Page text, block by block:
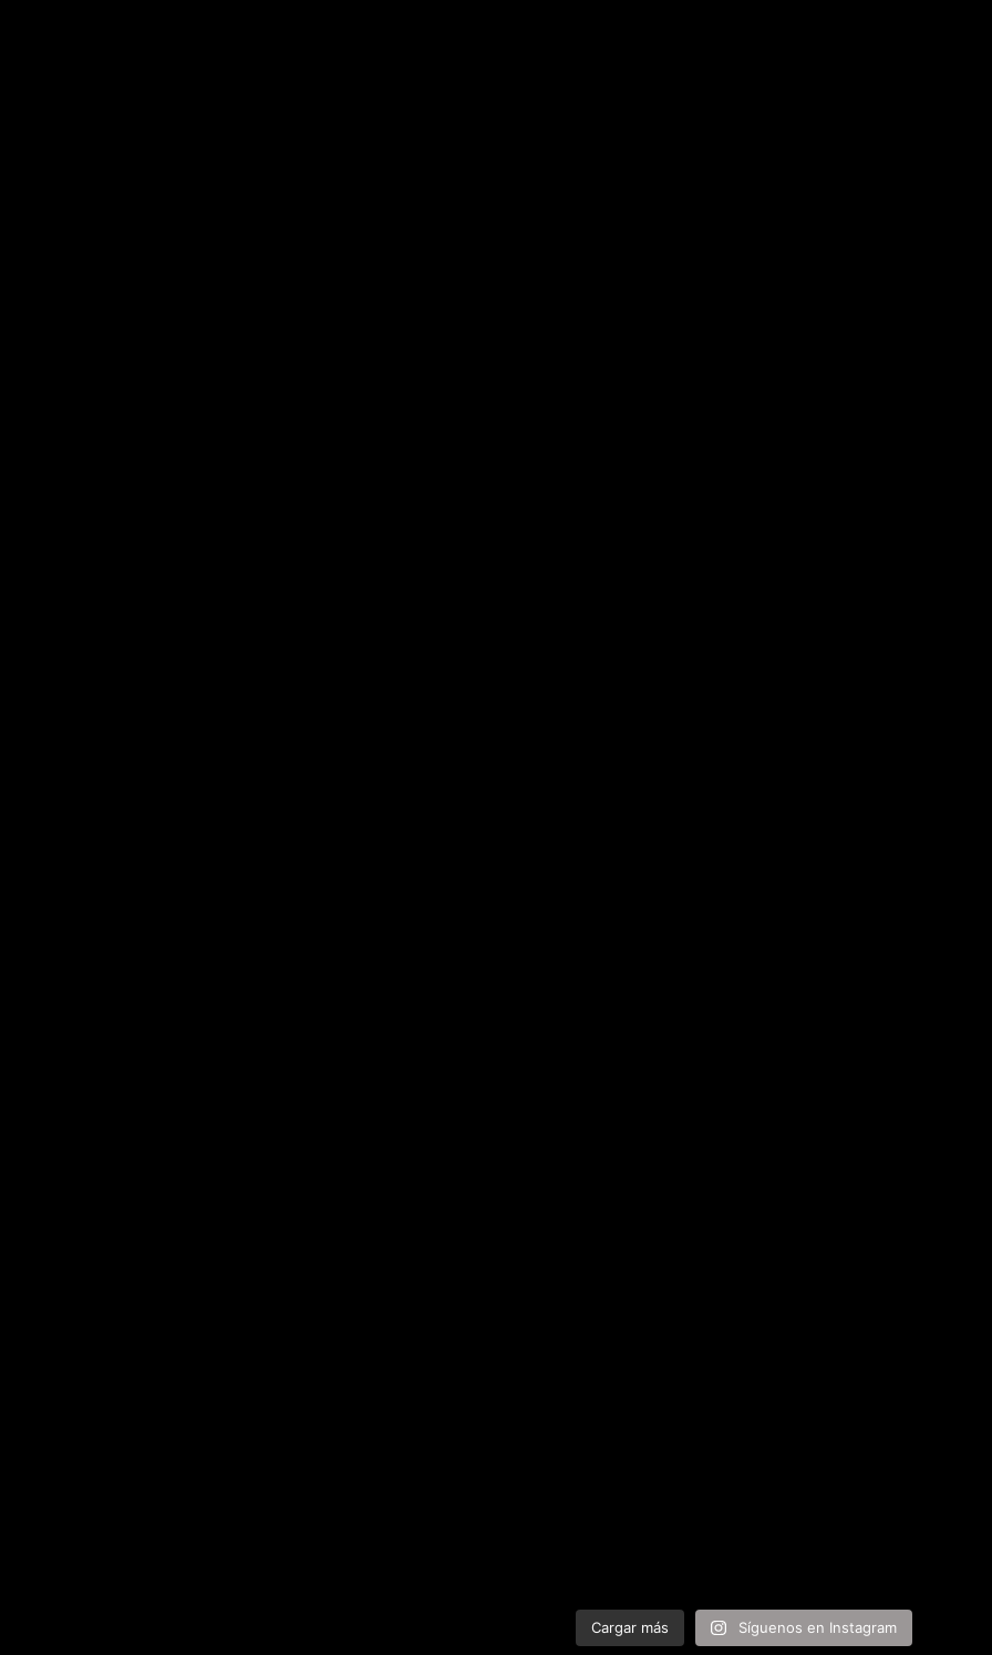
Cargar más Síguenos en Instagram